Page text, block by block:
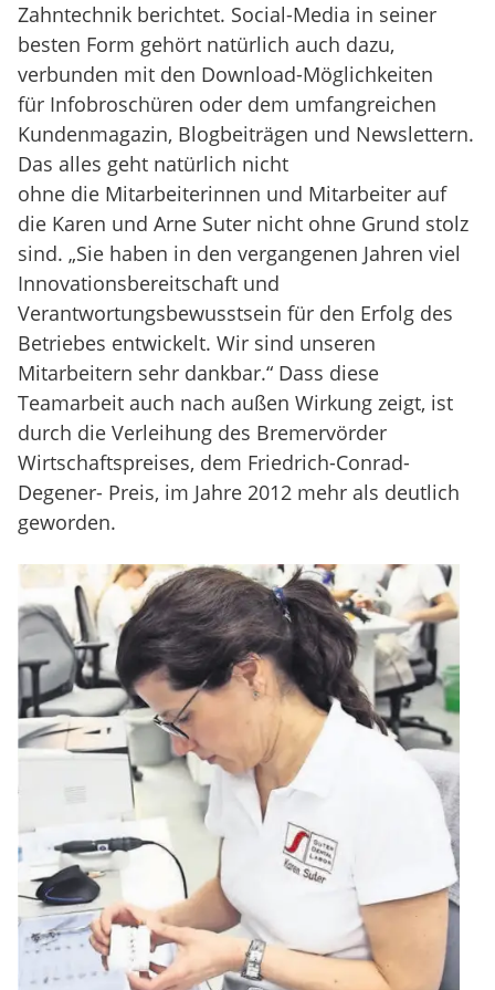
Zahntechnik berichtet. Social-Media in seiner
besten Form gehört natürlich auch dazu,
verbunden mit den Download-Möglichkeiten
für Infobroschüren oder dem umfangreichen
Kundenmagazin, Blogbeiträgen und Newslettern.
Das alles geht natürlich nicht
ohne die Mitarbeiterinnen und Mitarbeiter auf
die Karen und Arne Suter nicht ohne Grund stolz
sind. „Sie haben in den vergangenen Jahren viel
Innovationsbereitschaft und
Verantwortungsbewusstsein für den Erfolg des
Betriebes entwickelt. Wir sind unseren
Mitarbeitern sehr dankbar.“ Dass diese
Teamarbeit auch nach außen Wirkung zeigt, ist
durch die Verleihung des Bremervörder
Wirtschaftspreises, dem Friedrich-Conrad-
Degener- Preis, im Jahre 2012 mehr als deutlich
geworden.